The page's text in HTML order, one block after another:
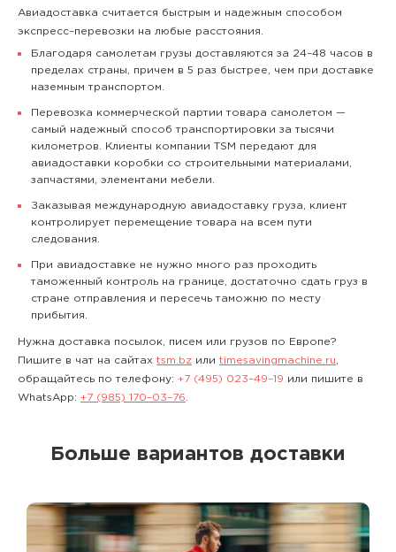
Авиадоставка считается быстрым и надежным способом
экспресс–перевозки на любые расстояния.
Благодаря самолетам грузы доставляются за 24–48 часов в
пределах страны, причем в 5 раз быстрее, чем при доставке
наземным транспортом.
Перевозка коммерческой партии товара самолетом —
самый надежный способ транспортировки за тысячи
километров. Клиенты компании TSM передают для
авиадоставки коробки со строительными материалами,
запчастями, элементами мебели.
Заказывая международную авиадоставку груза, клиент
контролирует перемещение товара на всем пути
следования.
При авиадоставке не нужно много раз проходить
таможенный контроль на границе, достаточно сдать груз в
стране отправления и пересечь таможню по месту
прибытия.
Нужна доставка посылок, писем или грузов по Европе?
Пишите в чат на сайтах tsm.bz или timesavingmachine.ru
обращайтесь по телефону: +7 (495) 023–49–19 или пишите в
WhatsApp: +7 (985) 170–03–76
Больше вариантов доставки